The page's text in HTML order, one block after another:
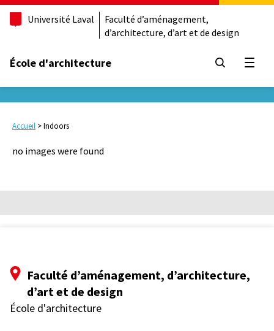
Université Laval
Faculté d’aménagement,
d’architecture, d’art et de design
École d'architecture
Accueil >Indoors
no images were found
Faculté d’aménagement, d’architecture,
d’art et de design
École d'architecture